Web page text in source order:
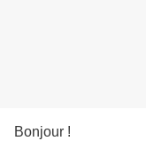
Bonjour !